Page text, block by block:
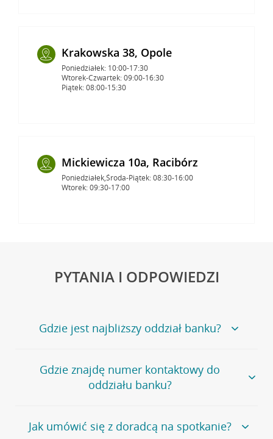
Krakowska 38, Opole
Poniedziałek: 10:00-17:30
Wtorek-Czwartek: 09:00-16:30
Piątek: 08:00-15:30
Mickiewicza 10a, Racibórz
Poniedziałek,Środa-Piątek: 08:30-16:00
Wtorek: 09:30-17:00
PYTANIA I ODPOWIEDZI
Gdzie jest najbliższy oddział banku?
Jeśli szukasz oddziału naszego banku, zapraszamy na
stronęPlacówki i bankomaty, na której znajduje się
wygodna wyszukiwarka.
oddziałów
Gdzie znajdę numer kontaktowy do
oddziału banku?
Bank Credit Agricole nie udostępnia ogólnego numeru
telefonu do placówki bankowej.
Jak umówić się z doradcą na spotkanie?